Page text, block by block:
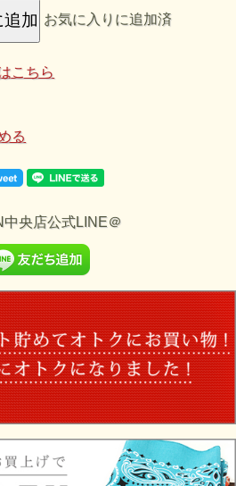
お気に入りに追加済
こちら
る
中央店公式LINE＠